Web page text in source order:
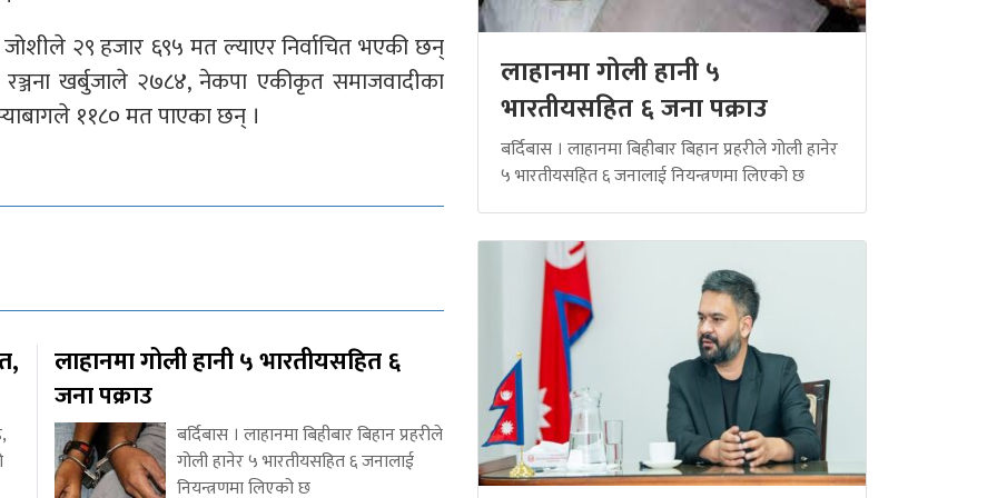
२९ हजार ६९५ मत ल्याएर निर्वाचित भएकी छन्
रञ्जना खर्बुजाले २७८४, नेकपा एकीकृत समाजवादीका
११८० मत पाएका छन् ।
लाहानमा गोली हानी ५ भारतीयसहित ६
जना पक्राउ
बर्दिबास । लाहानमा बिहीबार बिहान प्रहरीले
गोली हानेर ५ भारतीयसहित ६ जनालाई
नियन्त्रणमा लिएको छ
लाहानमा गोली हानी ५
भारतीयसहित ६ जना पक्राउ
बर्दिबास । लाहानमा बिहीबार बिहान प्रहरीले गोली हानेर
५ भारतीयसहित ६ जनालाई नियन्त्रणमा लिएको छ